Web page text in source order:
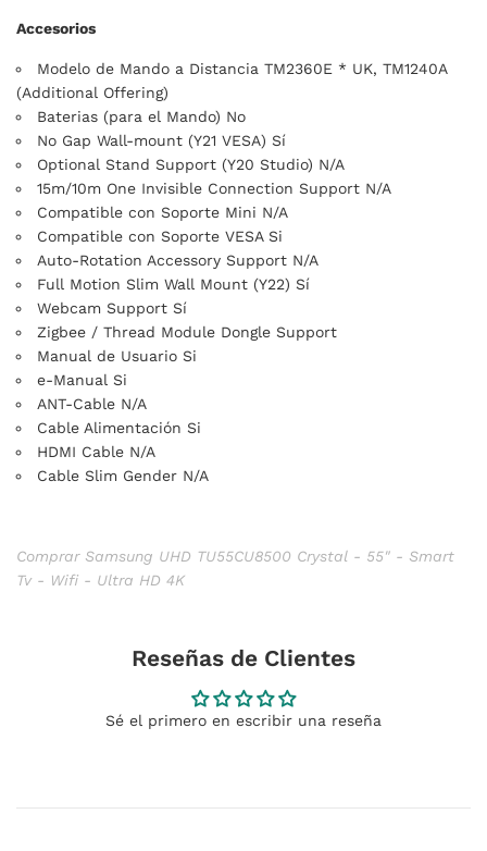
Accesorios
Modelo de Mando a Distancia TM2360E * UK, TM1240A
(Additional Offering)
Baterias (para el Mando) No
No Gap Wall-mount (Y21 VESA) Sí
Optional Stand Support (Y20 Studio) N/A
15m/10m One Invisible Connection Support N/A
Compatible con Soporte Mini N/A
Compatible con Soporte VESA Si
Auto-Rotation Accessory Support N/A
Full Motion Slim Wall Mount (Y22) Sí
Webcam Support Sí
Zigbee / Thread Module Dongle Support
Manual de Usuario Si
e-Manual Si
ANT-Cable N/A
Cable Alimentación Si
HDMI Cable N/A
Cable Slim Gender N/A
Comprar Samsung UHD TU55CU8500 Crystal - 55" - Smart
Tv - Wifi - Ultra HD 4K
Reseñas de Clientes
Sé el primero en escribir una reseña